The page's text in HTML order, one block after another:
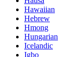
Hawaiian
Hebrew
Hmong
Hungarian
Icelandic
Igbo